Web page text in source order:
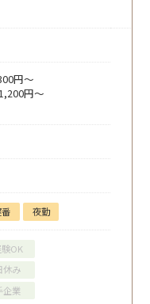
円～
円～
夜勤
OK
休み
企業